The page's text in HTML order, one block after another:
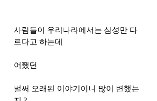
사람들이 우리나라에서는 삼성만 다
르다고 하는데
어쨌던
벌써 오래된 이야기이니 많이 변했는